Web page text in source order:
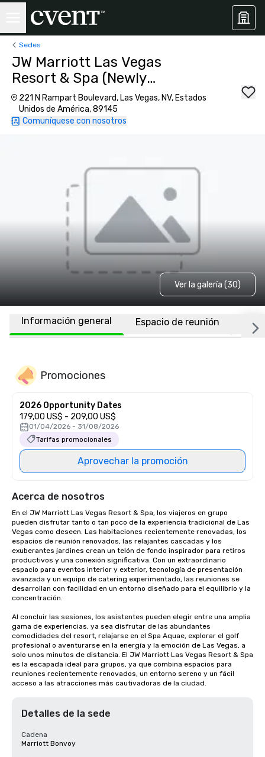
Sedes
JW Marriott Las Vegas
Resort & Spa (Newly
Renovated)
221 N Rampart Boulevard, Las Vegas, NV, Estados
Unidos de América, 89145
Comuníquese con nosotros
Ver la galería (30)
Información general Espacio de reunión
Promociones
2026 Opportunity Dates
179,00 US$ - 209,00 US$
01/04/2026 - 31/08/2026
Tarifas promocionales
Aprovechar la promoción
Acerca de nosotros
En el JW Marriott Las Vegas Resort & Spa, los viajeros en grupo
pueden disfrutar tanto o tan poco de la experiencia tradicional de Las
Vegas como deseen. Las habitaciones recientemente renovadas, los
espacios de reunión renovados, las relajantes cascadas y los
exuberantes jardines crean un telón de fondo inspirador para retiros
productivos y una conexión significativa. Con un extraordinario
espacio para eventos interior y exterior, tecnología de presentación
avanzada y un equipo de catering experimentado, las reuniones se
desarrollan con facilidad en un entorno diseñado para el equilibrio y la
concentración.
Al concluir las sesiones, los asistentes pueden elegir entre una amplia
gama de experiencias, ya sea disfrutar de las abundantes
comodidades del resort, relajarse en el Spa Aquae, explorar el golf
profesional o aventurarse en la energía y la emoción de Las Vegas, a
solo unos minutos de distancia. El JW Marriott Las Vegas Resort & Spa
es la escapada ideal para grupos, ya que combina espacios para
reuniones recientemente renovados, un entorno sereno y un fácil
acceso a las atracciones más cautivadoras de la ciudad.
Detalles de la sede
Cadena
Marriott Bonvoy